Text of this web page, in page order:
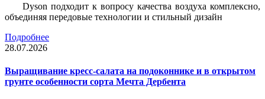
Dyson подходит к вопросу качества воздуха комплексно,
объединяя передовые технологии и стильный дизайн
Подробнее
28.07.2026
Выращивание кресс-салата на подоконнике и в открытом
грунте особенности сорта Мечта Дербента